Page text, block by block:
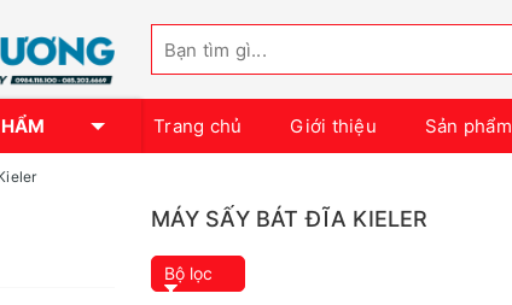
Trang chủ Giới thiệu Sản phẩm
MÁY SẤY BÁT ĐĨA KIELER
Bộ lọc